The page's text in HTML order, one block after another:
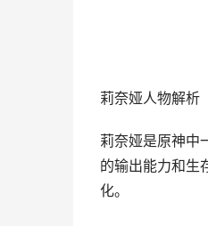
莉奈娅人物解析
莉奈娅是原神中
的输出能力和生
化。